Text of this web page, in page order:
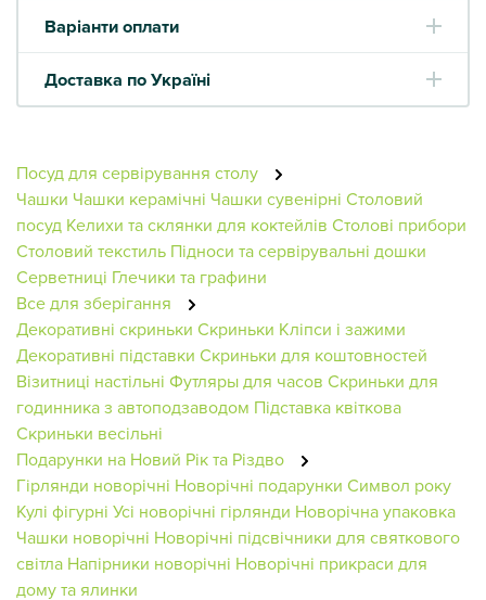
Варіанти оплати
Доставка по Україні
Посуд для сервірування столу
Чашки Чашки керамічні Чашки сувенірні Столовий
посуд Келихи та склянки для коктейлів Столові прибори
Столовий текстиль Підноси та сервірувальні дошки
Серветниці Глечики та графини
Все для зберігання
Декоративні скриньки Скриньки Кліпси і зажими
Декоративні підставки Скриньки для коштовностей
Візитниці настільні Футляры для часов Скриньки для
годинника з автоподзаводом Підставка квіткова
Скриньки весільні
Подарунки на Новий Рік та Різдво
Гірлянди новорічні Новорічні подарунки Символ року
Кулі фігурні Усі новорічні гірлянди Новорічна упаковка
Чашки новорічні Новорічні підсвічники для святкового
світла Напірники новорічні Новорічні прикраси для
дому та ялинки